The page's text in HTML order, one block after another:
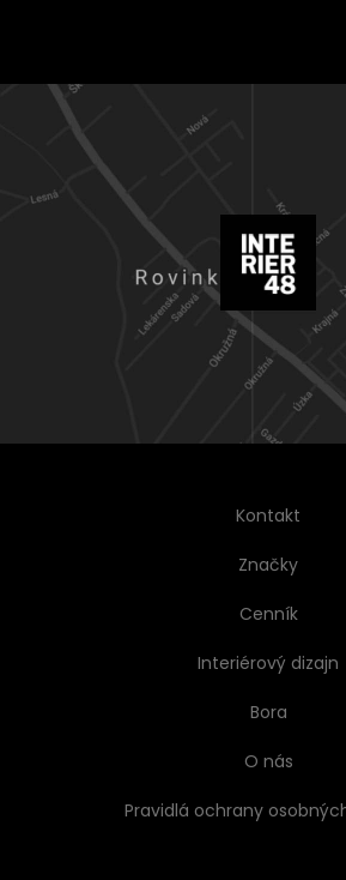
Kontakt
Značky
Cenník
Interiérový dizajn
Bora
O nás
Pravidlá ochrany